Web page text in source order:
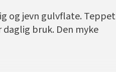
og jevn gulvflate. Teppet
bruk. Den myke